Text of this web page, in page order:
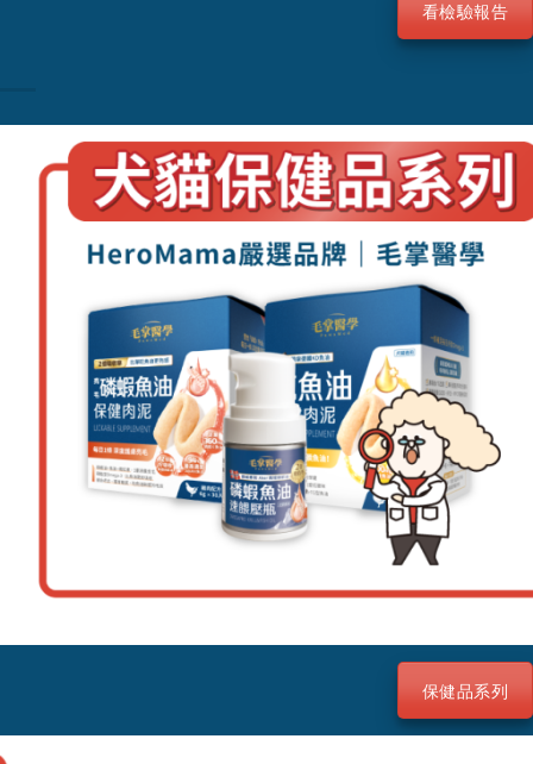
看檢驗報告
保健品系列